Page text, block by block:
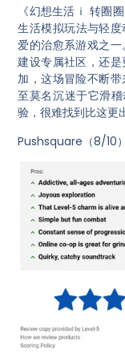
《幻想生活ｉ 转圈
生活模拟玩法与轻
爱的治愈系游戏之一
建设专属社区，还
加，这场冒险不断
至莫名沉迷于它滑
验，很难找到比这更
Pushsquare（8/10